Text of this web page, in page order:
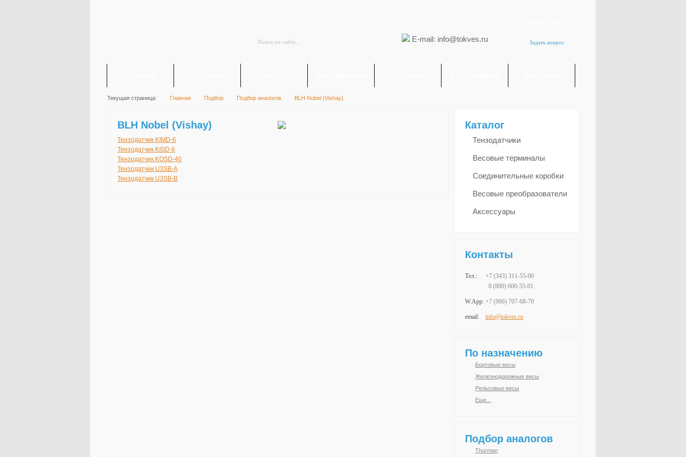
Задать вопрос
E-mail: info@tokves.ru
Текущая страница: Главная Подбор Подбор аналогов BLH Nobel (Vishay)
BLH Nobel (Vishay)
Тензодатчик KIMD-6
Тензодатчик KISD-6
Тензодатчик KOSD-40
Тензодатчик U3SB-A
Тензодатчик U3SB-B
Каталог
Тензодатчики
Весовые терминалы
Соединительные коробки
Весовые преобразователи
Аксессуары
Контакты
Тел.: +7 (343) 311-55-00
8 (800) 600-55-01
W.App: +7 (966) 707-68-70
email: info@tokves.ru
По назначению
Бортовые весы
Железнодорожные весы
Рельсовые весы
Еще...
Подбор аналогов
Thurman